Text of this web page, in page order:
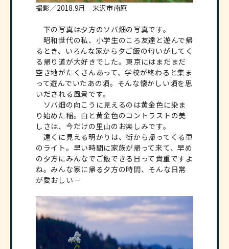
撮影／2018.9月 米沢市南原
下の写真は夕方のソバ畑の写真です。
昭和世代の私、小学生のころ友達と遊んで帰
るとき、いろんな家から夕ご飯の匂いがしてく
る帰り道が大好きでした。東京にはまだまだ
空き地がたくさんあって、学校が終わると集ま
って遊んでいたあの頃。そんな懐かしい頃を思
いだされる風景です。
ソバ畑の向こうに見えるのは黄金色に染ま
り始めた稲。白と黄金色のコントラストの美
しさは、今だけの里山のお楽しみです。
遠くに見える明かりは、街から帰ってくる車
のライト。早い時間に家族が帰って来て、早め
の夕方にみんなでご飯できる日って貴重ですよ
ね。みんな家に帰る夕方の時間、そんな日常
が愛おしい－